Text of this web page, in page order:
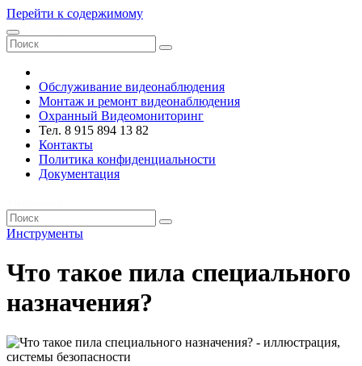
Перейти к содержимому
Обслуживание видеонаблюдения
Монтаж и ремонт видеонаблюдения
Охранный Видеомониторинг
Тел. 8 915 894 13 82
Контакты
Политика конфиденциальности
Документация
Инструменты
Что такое пила специального
назначения?